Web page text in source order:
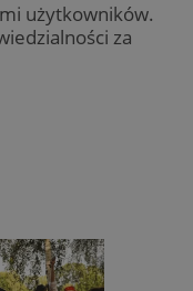
użytkowników.
za